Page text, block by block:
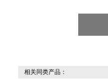
相关同类产品：